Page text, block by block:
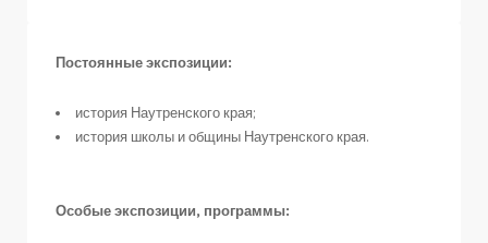
Постоянные экспозиции:
история Наутренского края;
история школы и общины Наутренского края.
Особые экспозиции, программы: